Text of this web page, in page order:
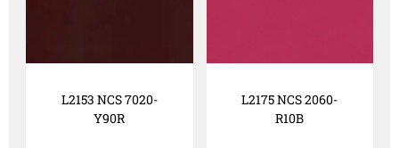
L2153 NCS 7020-
Y90R
L2175 NCS 2060-
R10B